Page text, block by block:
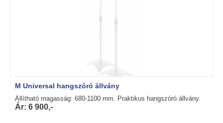
M Universal hangszóró állvány
Állítható magasság: 680-1100 mm. Praktikus hangszóró állvány.
Ár: 6 900,-